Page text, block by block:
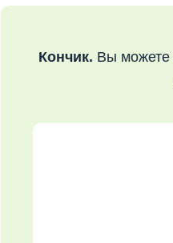
Кончик. Вы можете